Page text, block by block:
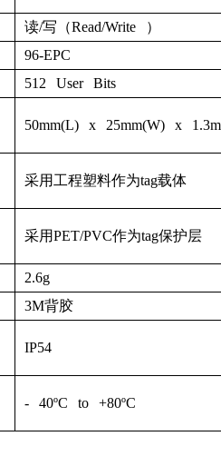
读/写（Read/Write
）
96-EPC
512 User Bits
50mm(L) x 25mm(W) x 1.3
采用工程塑料作为tag载体
采用PET/PVC作为tag保护层
2.6g
3M背胶
IP54
-40ºC to +80ºC